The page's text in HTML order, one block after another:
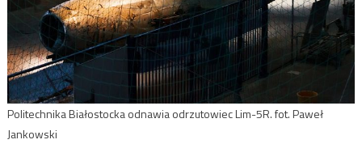
Politechnika Białostocka odnawia odrzutowiec Lim-5R. fot. Paweł
Jankowski